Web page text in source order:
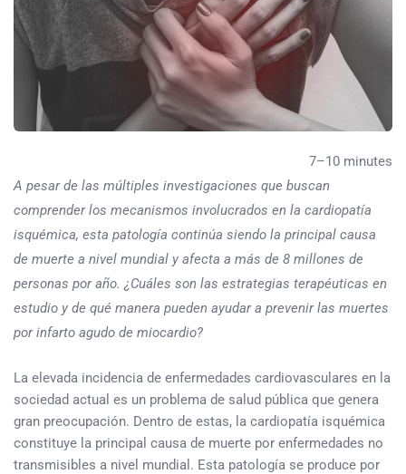
7–10 minutes
A pesar de las múltiples investigaciones que buscan
comprender los mecanismos involucrados en la cardiopatía
isquémica, esta patología continúa siendo la principal causa
de muerte a nivel mundial y afecta a más de 8 millones de
personas por año. ¿Cuáles son las estrategias terapéuticas en
estudio y de qué manera pueden ayudar a prevenir las muertes
por infarto agudo de miocardio?
La elevada incidencia de enfermedades cardiovasculares en la
sociedad actual es un problema de salud pública que genera
gran preocupación. Dentro de estas, la cardiopatía isquémica
constituye la principal causa de muerte por enfermedades no
transmisibles a nivel mundial. Esta patología se produce por